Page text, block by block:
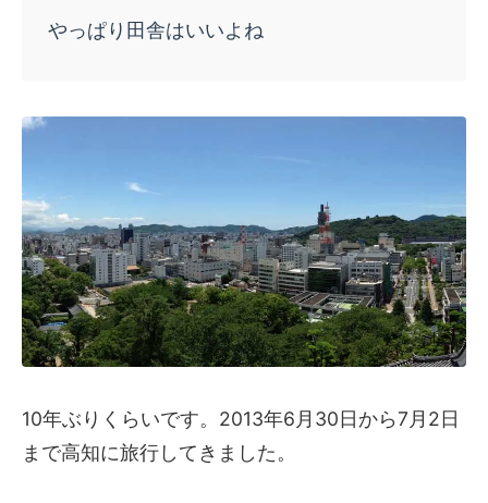
やっぱり田舎はいいよね
10年ぶりくらいです。2013年6月30日から7月2日
まで高知に旅行してきました。